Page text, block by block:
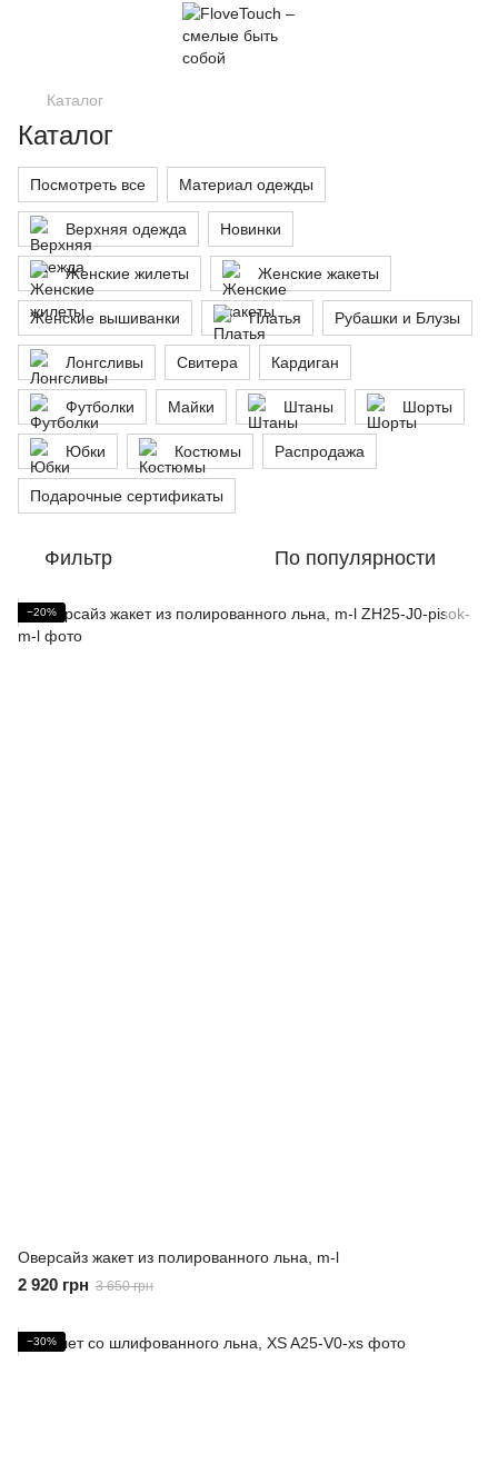
Каталог
Каталог
Посмотреть все Материал одежды
Верхняя одежда Новинки
Женские жилеты Женские жакеты
Женские вышиванки Платья Рубашки и Блузы
Лонгсливы Свитера Кардиган
Футболки Майки Штаны Шорты
Юбки Костюмы Распродажа
Подарочные сертификаты
Фильтр По популярности
−20%
Оверсайз жакет из полированного льна, m-l
2 920 грн 3 650 грн
−30%